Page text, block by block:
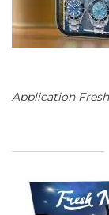
Application